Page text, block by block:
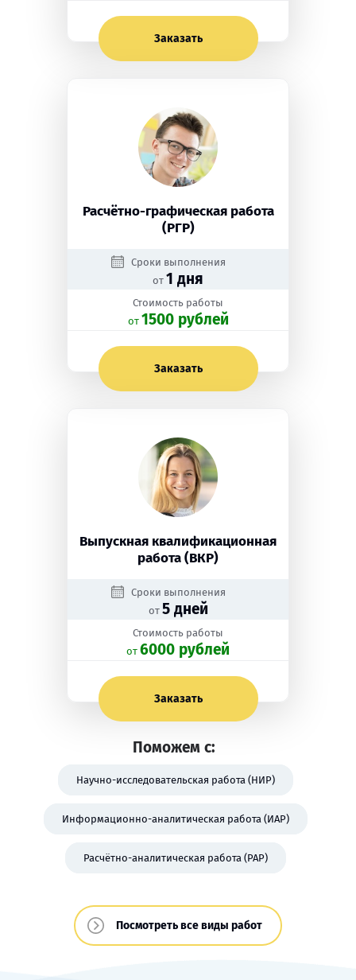
Заказать
Расчётно-графическая работа
(РГР)
Сроки выполнения
от 1 дня
Стоимость работы
oт 1500 рублей
Заказать
Выпускная квалификационная
работа (ВКР)
Сроки выполнения
от 5 дней
Стоимость работы
oт 6000 рублей
Заказать
Поможем с:
Научно-исследовательская работа (НИР)
Информационно-аналитическая работа (ИАР)
Расчётно-аналитическая работа (РАР)
Посмотреть все виды работ